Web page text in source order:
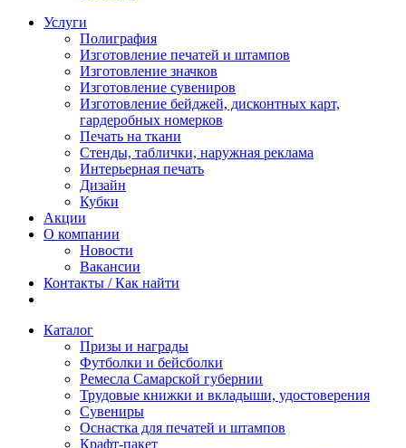
Услуги
Полиграфия
Изготовление печатей и штампов
Изготовление значков
Изготовление сувениров
Изготовление бейджей, дисконтных карт,
гардеробных номерков
Печать на ткани
Стенды, таблички, наружная реклама
Интерьерная печать
Дизайн
Кубки
Акции
О компании
Новости
Вакансии
Контакты / Как найти
Каталог
Призы и награды
Футболки и бейсболки
Ремесла Самарской губернии
Трудовые книжки и вкладыши, удостоверения
Сувениры
Оснастка для печатей и штампов
Крафт-пакет